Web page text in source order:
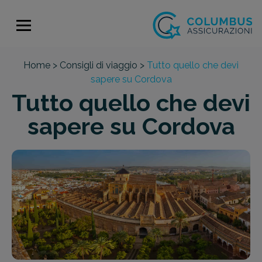
Home > Consigli di viaggio > Tutto quello che devi
sapere su Cordova
Tutto quello che devi
sapere su Cordova